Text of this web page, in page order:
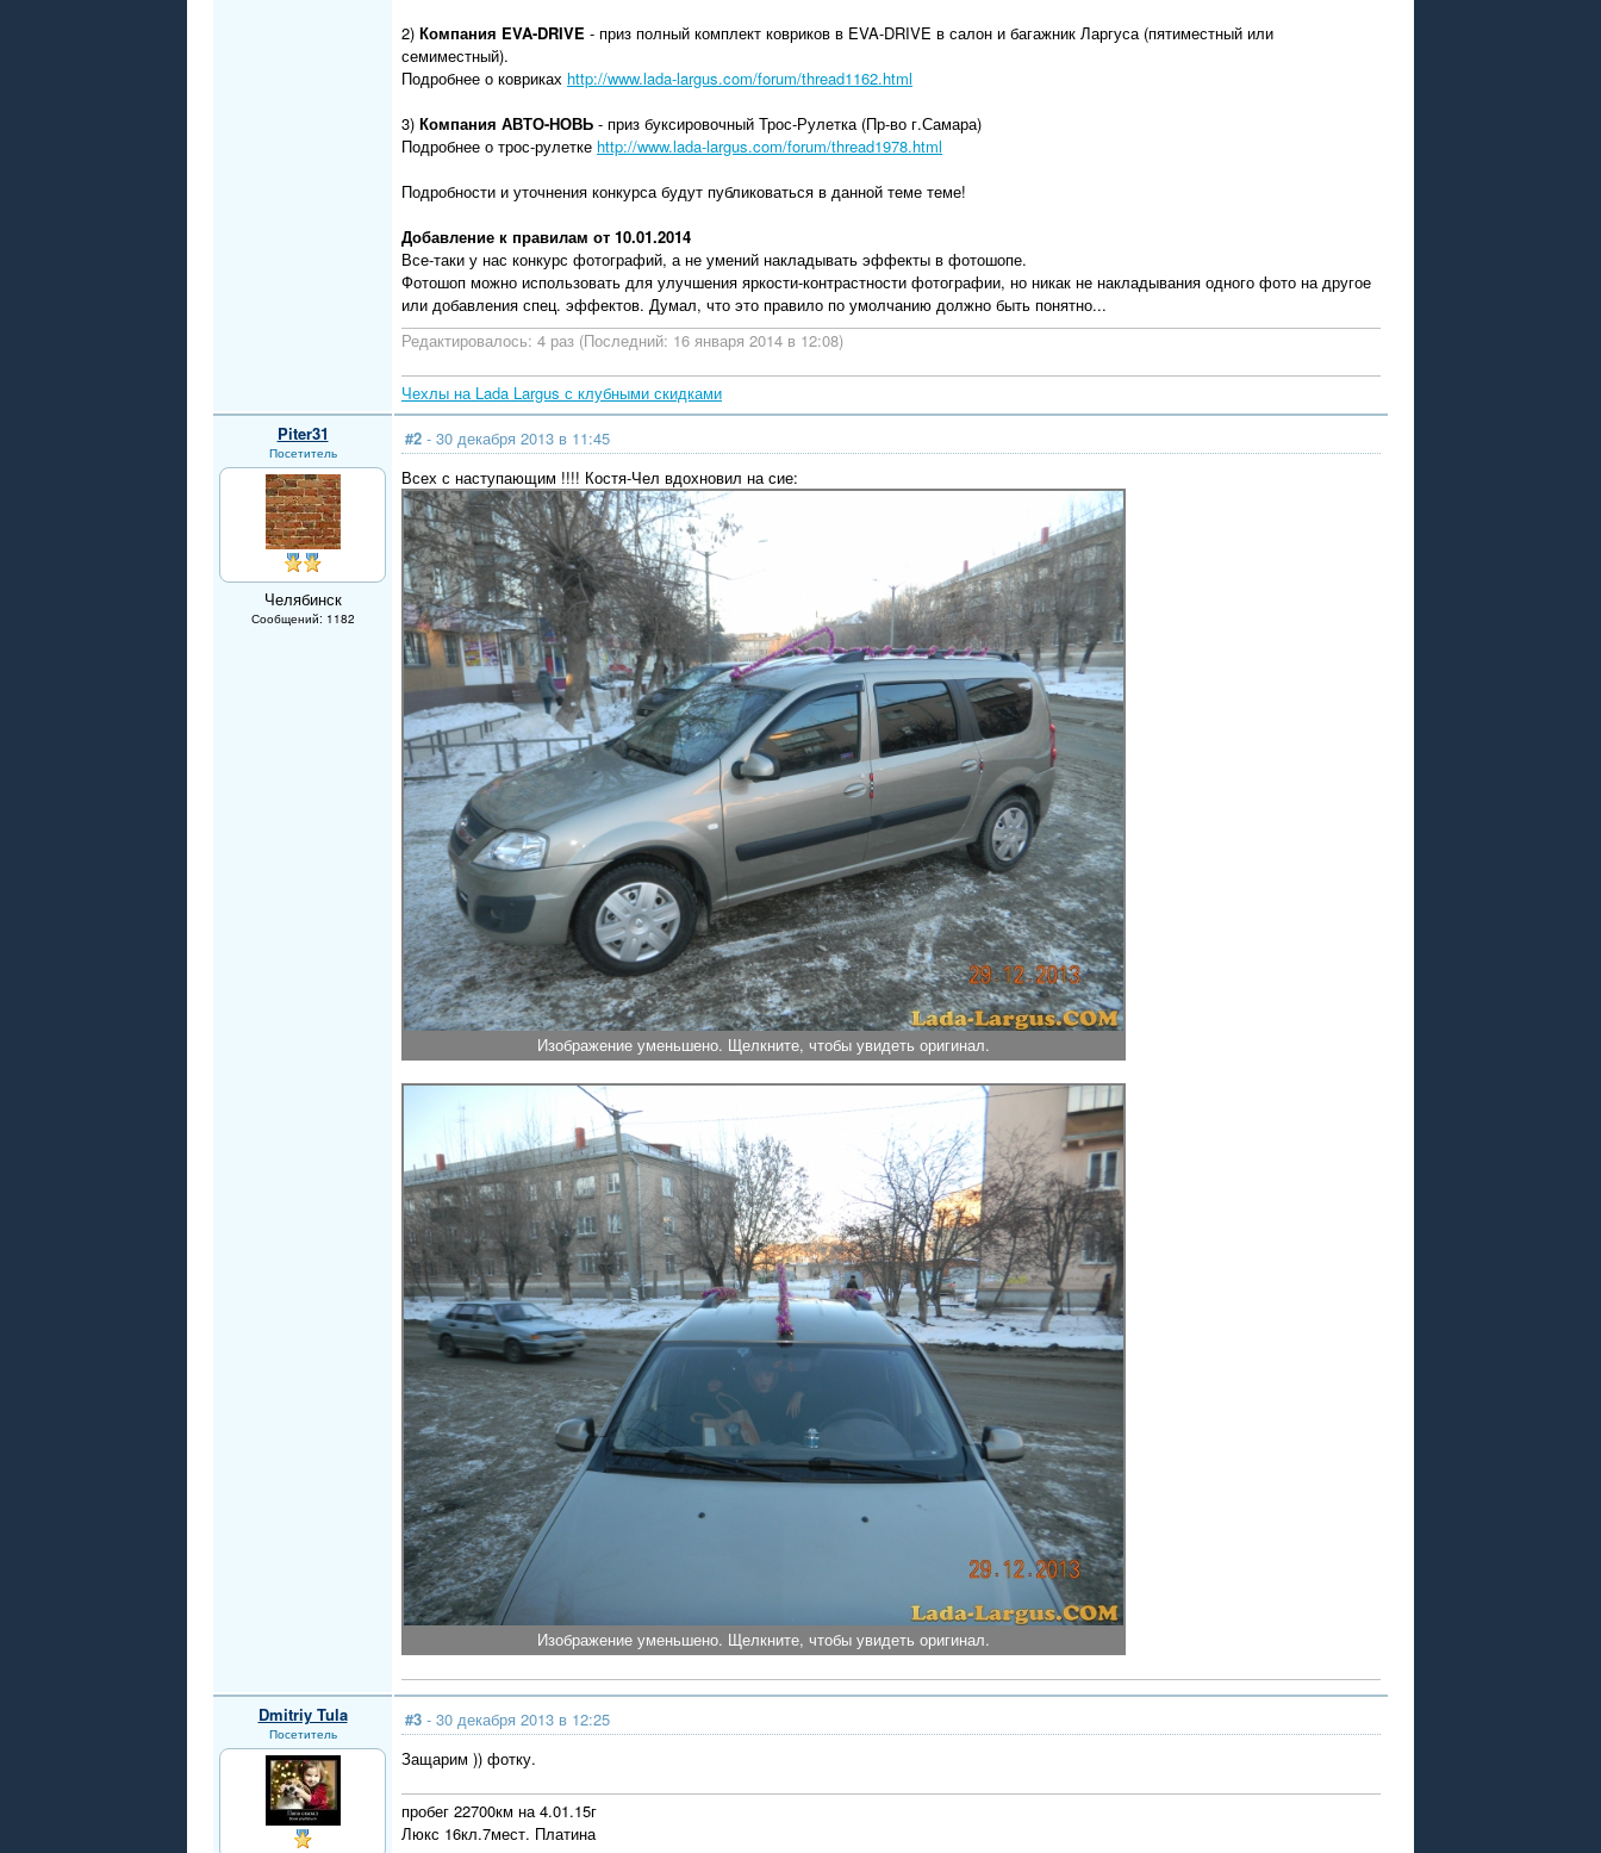
2) Компания EVA-DRIVE - приз полный комплект ковриков в EVA-DRIVE в салон и багажник Ларгуса (пятиместный или
семиместный).
Подробнее о ковриках http://www.lada-largus.com/forum/thread1162.html
3) Компания АВТО-НОВЬ - приз буксировочный Трос-Рулетка (Пр-во г.Самара)
Подробнее о трос-рулетке http://www.lada-largus.com/forum/thread1978.html
Подробности и уточнения конкурса будут публиковаться в данной теме теме!
Добавление к правилам от 10.01.2014
Все-таки у нас конкурс фотографий, а не умений накладывать эффекты в фотошопе.
Фотошоп можно использовать для улучшения яркости-контрастности фотографии, но никак не накладывания одного фото на другое
или добавления спец. эффектов. Думал, что это правило по умолчанию должно быть понятно...
Редактировалось: 4 раз (Последний: 16 января 2014 в 12:08)
Чехлы на Lada Largus с клубными скидками
Piter31
Посетитель
Челябинск
Сообщений: 1182
#2 - 30 декабря 2013 в 11:45
Всех с наступающим !!!! Костя-Чел вдохновил на сие:
Изображение уменьшено. Щелкните, чтобы увидеть оригинал.
Изображение уменьшено. Щелкните, чтобы увидеть оригинал.
Dmitriy Tula
Посетитель
#3 - 30 декабря 2013 в 12:25
Защарим )) фотку.
пробег 22700км на 4.01.15г
Люкс 16кл.7мест. Платина